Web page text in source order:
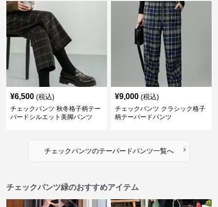
¥6,500 (税込)
チェックパンツ 秋冬格子柄テー
パードシルエット美脚パンツ
¥9,000 (税込)
チェックパンツ クラシック格子
柄テーパードパンツ
チェックパンツのテーパードパンツ一覧へ ›
チェックパンツ緑のおすすめアイテム